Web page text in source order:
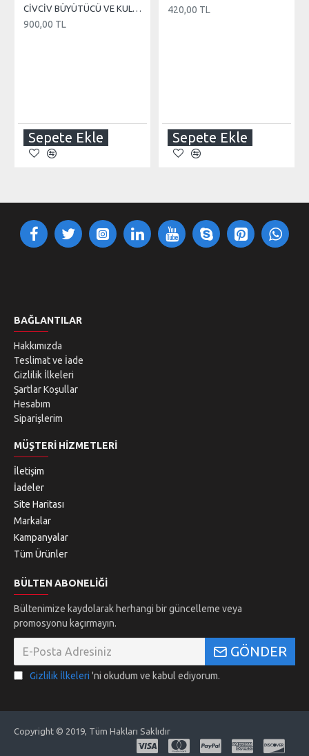
CİVCİV BÜYÜTÜCÜ VE KULUÇKA 110 WATT REZİSTANS
900,00 TL
Sepete Ekle
420,00 TL
Sepete Ekle
BAĞLANTILAR
Hakkımızda
Teslimat ve İade
Gizlilik İlkeleri
Şartlar Koşullar
Hesabım
Siparişlerim
MÜŞTERI HIZMETLERI
İletişim
İadeler
Site Haritası
Markalar
Kampanyalar
Tüm Ürünler
BÜLTEN ABONELIĞI
Bültenimize kaydolarak herhangi bir güncelleme veya
promosyonu kaçırmayın.
GÖNDER
Gizlilik İlkeleri 'ni okudum ve kabul ediyorum.
Copyright © 2019, Tüm Hakları Saklıdır